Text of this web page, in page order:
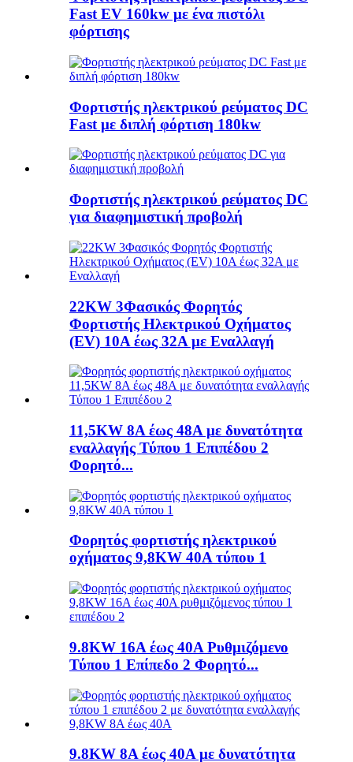
Fast EV 160kw με ένα πιστόλι
φόρτισης
Φορτιστής ηλεκτρικού ρεύματος DC
Fast με διπλή φόρτιση 180kw
Φορτιστής ηλεκτρικού ρεύματος DC
για διαφημιστική προβολή
22KW 3Φασικός Φορητός
Φορτιστής Ηλεκτρικού Οχήματος
(EV) 10A έως 32A με Εναλλαγή
11,5KW 8A έως 48A με δυνατότητα
εναλλαγής Τύπου 1 Επιπέδου 2
Φορητό...
Φορητός φορτιστής ηλεκτρικού
οχήματος 9,8KW 40A τύπου 1
9.8KW 16A έως 40A Ρυθμιζόμενο
Τύπου 1 Επίπεδο 2 Φορητό...
9.8KW 8A έως 40A με δυνατότητα